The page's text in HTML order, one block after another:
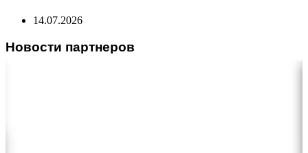
14.07.2026
Новости партнеров